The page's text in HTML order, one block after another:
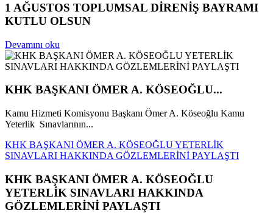
1 AĞUSTOS TOPLUMSAL DİRENİŞ BAYRAMI
KUTLU OLSUN
Devamını oku
KHK BAŞKANI ÖMER A. KÖSEOĞLU...
Kamu Hizmeti Komisyonu Başkanı Ömer A. Köseoğlu Kamu
Yeterlik Sınavlarının...
KHK BAŞKANI ÖMER A. KÖSEOĞLU YETERLİK
SINAVLARI HAKKINDA GÖZLEMLERİNİ PAYLAŞTI
KHK BAŞKANI ÖMER A. KÖSEOĞLU
YETERLİK SINAVLARI HAKKINDA
GÖZLEMLERİNİ PAYLAŞTI